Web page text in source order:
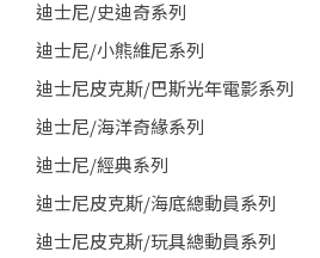
迪士尼/史迪奇系列
迪士尼/小熊維尼系列
迪士尼皮克斯/巴斯光年電影系列
迪士尼/海洋奇緣系列
迪士尼/經典系列
迪士尼皮克斯/海底總動員系列
迪士尼皮克斯/玩具總動員系列